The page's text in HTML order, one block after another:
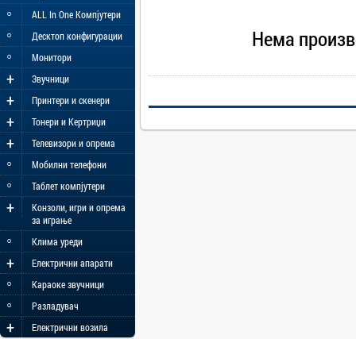
ALL In One Компјутери
◦
Десктоп конфигурации
◦
Монитори
◦
Звучници
+
Принтери и скенери
+
Тонери и Кертриџи
+
Телевизори и опрема
+
Мобилни телефони
◦
Таблет компјутери
◦
Конзоли, игри и опрема
за играње
+
Клима уреди
◦
Електрични апарати
+
Караоке звучници
◦
Разладувач
◦
Електрични возила
+
Нема